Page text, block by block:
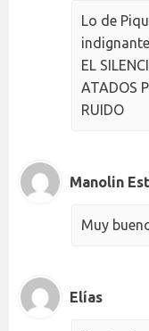
Lo de
EL
ATADOS
RUIDO
Manolin
Muy
Elías